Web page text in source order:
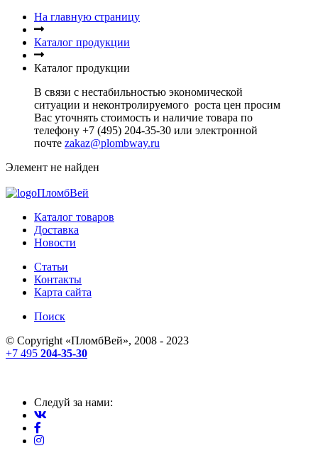
На главную страницу
Каталог продукции
Каталог продукции
В связи с нестабильностью экономической
ситуации и неконтролируемого роста цен просим
Вас уточнять стоимость и наличие товара по
телефону +7 (495) 204-35-30 или электронной
почте zakaz@plombway.ru
Элемент не найден
ПломбВей
Каталог товаров
Доставка
Новости
Статьи
Контакты
Карта сайта
Поиск
© Copyright «ПломбВей», 2008 - 2023
+7 495 204-35-30
Следуй за нами: